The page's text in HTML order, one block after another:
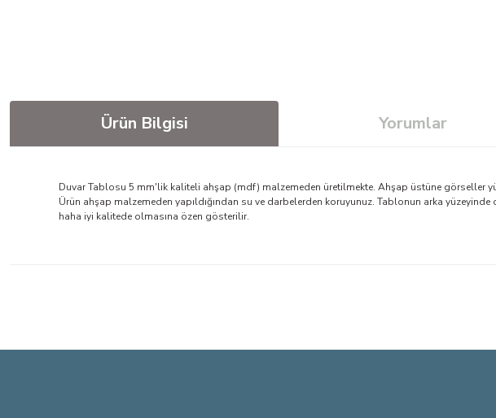
Ürün Bilgisi Yorumlar
Duvar Tablosu 5 mm'lik kaliteli ahşap (mdf) malzemeden üretilmekte. Ahşap üstüne görseller
Ürün ahşap malzemeden yapıldığından su ve darbelerden koruyunuz. Tablonun arka
haha iyi kalitede olmasına özen gösterilir.